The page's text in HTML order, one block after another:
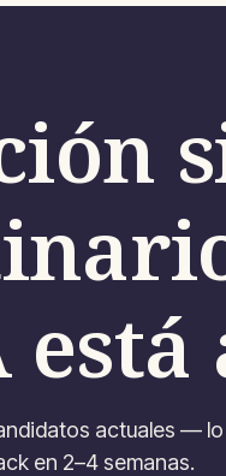
está
actuales —
en 2–4 semanas.